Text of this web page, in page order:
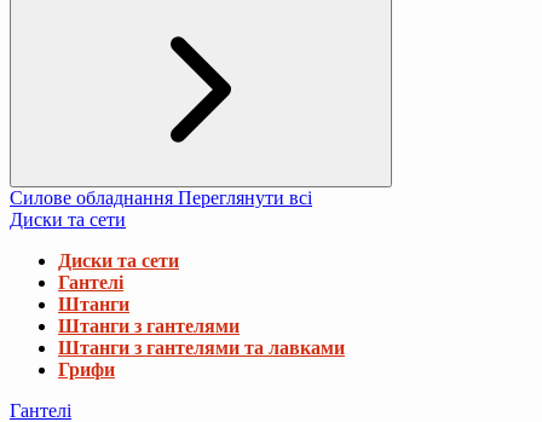
Силове обладнання Переглянути всі
Диски та сети
Диски та сети
Гантелі
Штанги
Штанги з гантелями
Штанги з гантелями та лавками
Грифи
Гантелі